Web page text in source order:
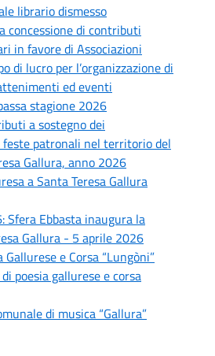
librario dismesso
concessione di contributi
in favore di Associazioni
di lucro per l’organizzazione di
ed eventi
stagione 2026
a sostegno dei
patronali nel territorio del
Gallura, anno 2026
a Santa Teresa Gallura
Sfera Ebbasta inaugura la
Gallura - 5 aprile 2026
e Corsa “Lungòni”
poesia gallurese e corsa
di musica “Gallura”